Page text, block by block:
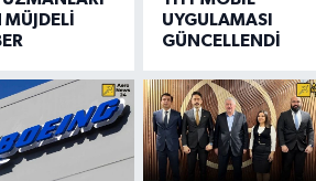
MÜJDELİ
UYGULAMASI
GÜNCELLENDİ